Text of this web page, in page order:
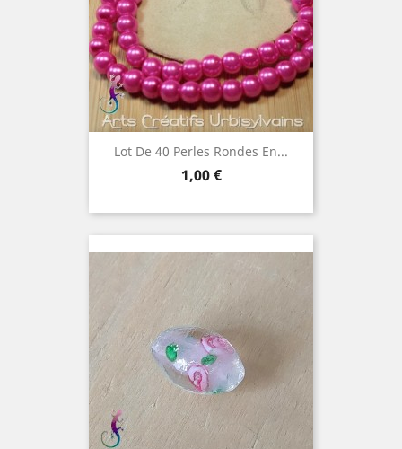
Lot De 40 Perles Rondes En...
Prix
1,00 €